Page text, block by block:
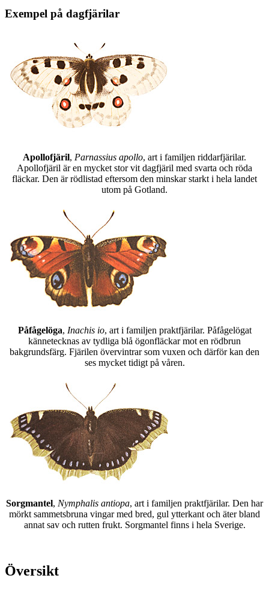
Exempel på dagfjärilar
Apollofjäril, Parnassius apollo, art i familjen riddarfjärilar.
Apollofjäril är en mycket stor vit dagfjäril med svarta och röda
fläckar. Den är rödlistad eftersom den minskar starkt i hela landet
utom på Gotland.
Påfågelöga, Inachis io, art i familjen praktfjärilar. Påfågelögat
kännetecknas av tydliga blå ögonfläckar mot en rödbrun
bakgrundsfärg. Fjärilen övervintrar som vuxen och därför kan den
ses mycket tidigt på våren.
Sorgmantel, Nymphalis antiopa, art i familjen praktfjärilar. Den har
mörkt sammetsbruna vingar med bred, gul ytterkant och äter bland
annat sav och rutten frukt. Sorgmantel finns i hela Sverige.
Översikt